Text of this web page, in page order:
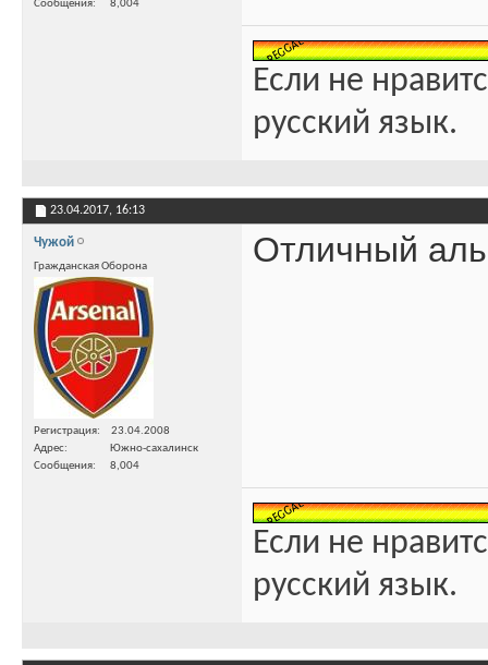
Сообщения
8,004
Если не
русский язык.
23.04.2017, 16:13
Чужой
Гражданская Оборона
Регистрация
23.04.2008
Адрес
Южно-сахалинск
Сообщения
8,004
Отличный
Если не
русский язык.